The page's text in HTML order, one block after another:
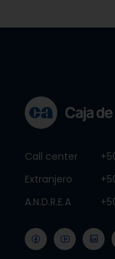
Call center
Extranjero
A.N.D.R.E.A